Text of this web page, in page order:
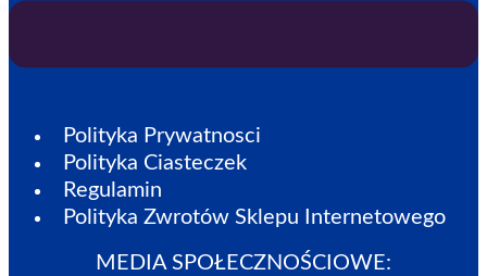
Polityka Prywatnosci
Polityka Ciasteczek
Regulamin
Polityka Zwrotów Sklepu Internetowego
MEDIA SPOŁECZNOŚCIOWE: